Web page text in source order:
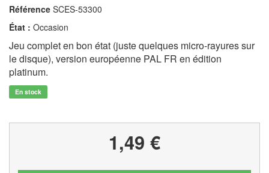
Référence SCES-53300
État : Occasion
Jeu complet en bon état (juste quelques micro-rayures sur
le disque), version européenne PAL FR en édition
platinum.
En stock
1,49 €